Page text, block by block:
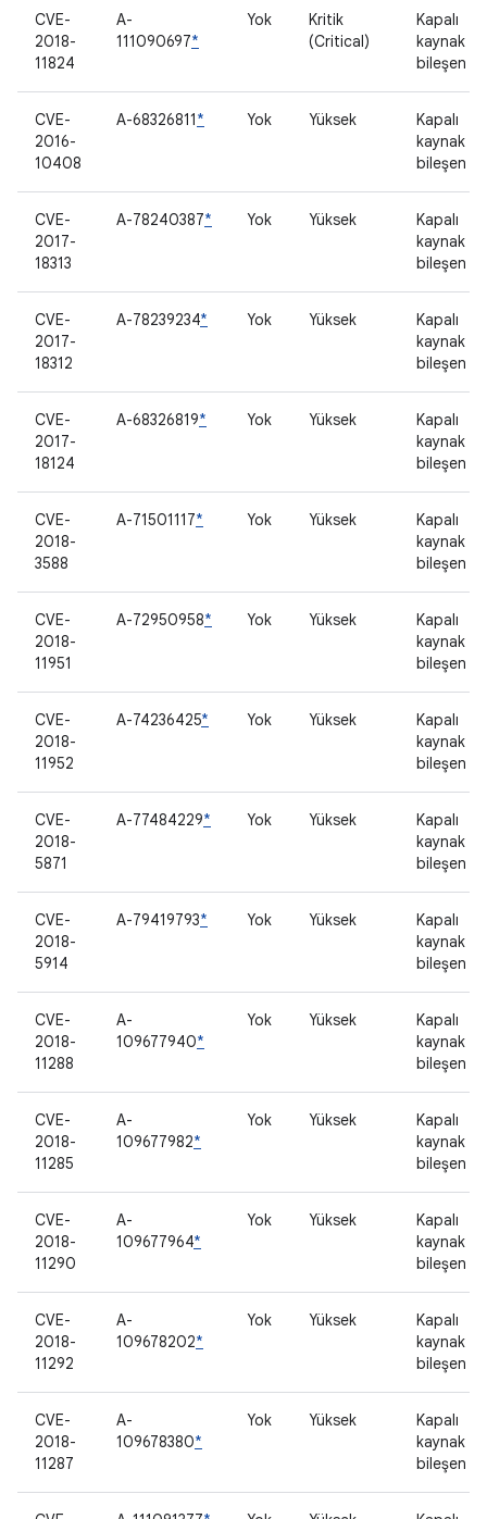
CVE-
2018-
11824
A-
111090697*
Yok
Kritik
(Critical)
Kapalı
kaynak
bileşen
CVE-
2016-
10408
A-68326811* Yok Yüksek
Kapalı
kaynak
bileşen
CVE-
2017-
18313
A-78240387* Yok Yüksek
Kapalı
kaynak
bileşen
CVE-
2017-
18312
A-78239234* Yok Yüksek
Kapalı
kaynak
bileşen
CVE-
2017-
18124
A-68326819* Yok Yüksek
Kapalı
kaynak
bileşen
CVE-
2018-
3588
A-71501117* Yok Yüksek
Kapalı
kaynak
bileşen
CVE-
2018-
11951
A-72950958* Yok Yüksek
Kapalı
kaynak
bileşen
CVE-
2018-
11952
A-74236425* Yok Yüksek
Kapalı
kaynak
bileşen
CVE-
2018-
5871
A-77484229* Yok Yüksek
Kapalı
kaynak
bileşen
CVE-
2018-
5914
A-79419793* Yok Yüksek
Kapalı
kaynak
bileşen
CVE-
2018-
11288
A-
109677940*
Yok Yüksek
Kapalı
kaynak
bileşen
CVE-
2018-
11285
A-
109677982*
Yok Yüksek
Kapalı
kaynak
bileşen
CVE-
2018-
11290
A-
109677964*
Yok Yüksek
Kapalı
kaynak
bileşen
CVE-
2018-
11292
A-
109678202*
Yok Yüksek
Kapalı
kaynak
bileşen
CVE-
2018-
11287
A-
109678380*
Yok Yüksek
Kapalı
kaynak
bileşen